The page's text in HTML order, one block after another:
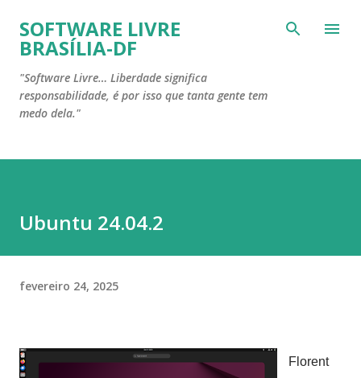
Pular para o conteúdo principal
SOFTWARE LIVRE
BRASÍLIA-DF
"Software Livre… Liberdade significa
responsabilidade, é por isso que tanta gente tem
medo dela."
Ubuntu 24.04.2
fevereiro 24, 2025
Florent